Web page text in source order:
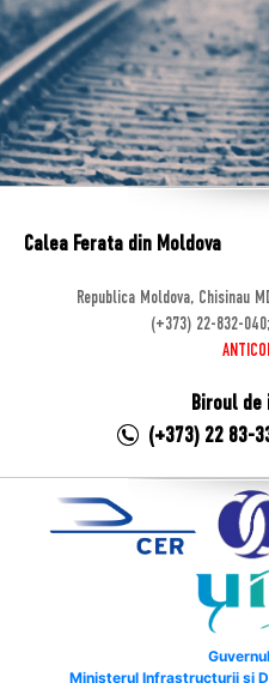
Calea Ferata din Moldova
Republica Moldova, Chisinau
(+373) 22-832-
Biroul
(+373) 22 83-
Ministerul Infrastructurii și